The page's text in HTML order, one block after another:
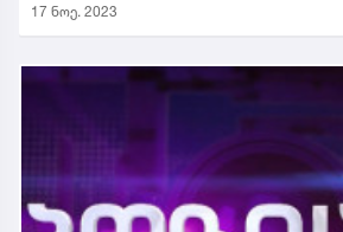
17 ნოე. 2023